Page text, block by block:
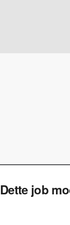
Dette job